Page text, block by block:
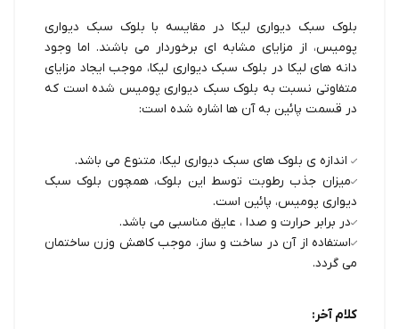
بلوک سبک دیواری لیکا در مقایسه با بلوک سبک دیواری
پومیس، از مزایای مشابه ای برخوردار می باشند. اما وجود
دانه های لیکا در بلوک سبک دیواری لیکا، موجب ایجاد مزایای
متفاوتی نسبت به بلوک سبک دیواری پومیس شده است که
در قسمت پائین به آن ها اشاره شده است:
اندازه ی بلوک های سبک دیواری لیکا، متنوع می باشد.
میزان جذب رطوبت توسط این بلوک، همچون بلوک سبک
دیواری پومیس، پائین است.
در برابر حرارت و صدا ، عایق مناسبی می باشد.
استفاده از آن در ساخت و ساز، موجب کاهش وزن ساختمان
می گردد.
کلام آخر: